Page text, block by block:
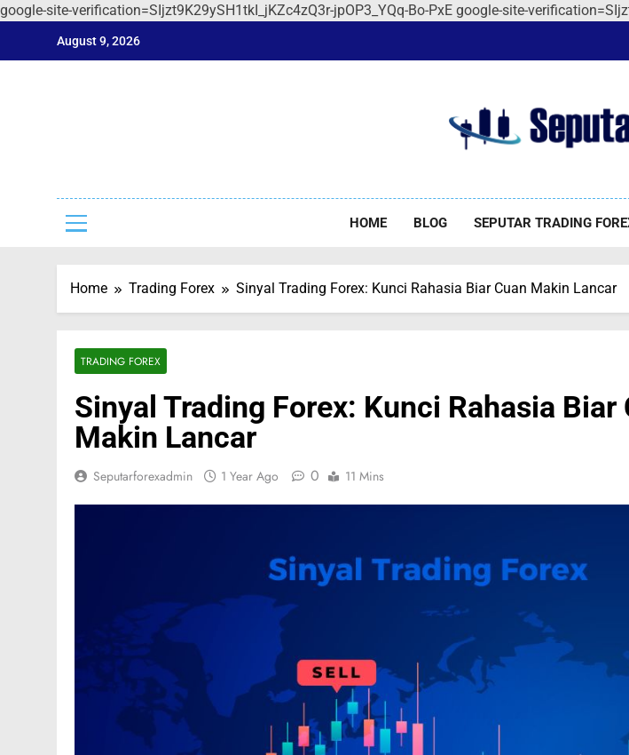
google-site-verification=SIjzt9K29ySH1tkI_jKZc4zQ3r-jpOP3_YQq-Bo-PxE google-site-
August 9, 2026
Seputar Forex
HOME BLOG SEPUTAR TRADING
Home Trading Forex Sinyal Trading Forex: Kunci Rahasia Biar Cuan Makin Lancar
TRADING FOREX
Sinyal Trading Forex: Kunci Rahasia Biar
Makin Lancar
Seputarforexadmin 1 Year Ago 0 11 Mins